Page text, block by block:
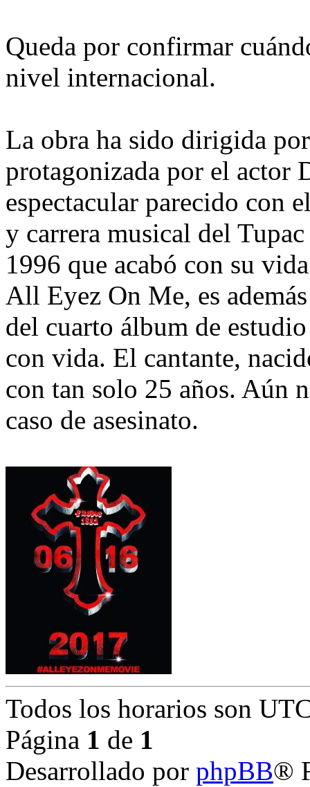
Queda por confirmar
nivel internacional.
La obra ha sido dirigida
protagonizada por el actor
espectacular parecido con
y carrera musical del
1996 que acabó con su
All Eyez On Me, es
del cuarto álbum de
con vida. El cantante,
con tan solo 25 años. Aún
caso de asesinato.
Todos los horarios son
Página 1 de 1
Desarrollado por phpBB®